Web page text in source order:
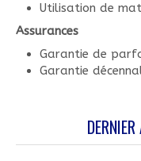
Utilisation de
Assurances
Garantie de
Garantie